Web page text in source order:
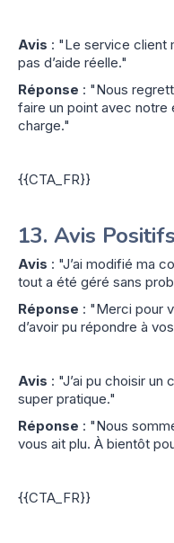
Avis : "Le service client
pas d’aide réelle."
Réponse : "Nous
faire un point avec notre
charge."
{{CTA_FR}}
13. Avis
Avis : "J’ai modifié ma
tout a été géré sans
Réponse : "Merci pour
d’avoir pu répondre à
Avis : "J’ai pu choisir un
super pratique."
Réponse : "Nous
vous ait plu. À bientôt
{{CTA_FR}}